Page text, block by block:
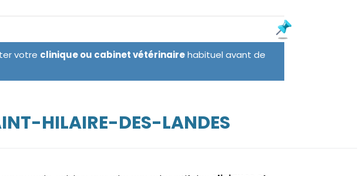
votre clinique ou cabinet vétérinairehabituel avant de
HILAIRE-DES-LANDES